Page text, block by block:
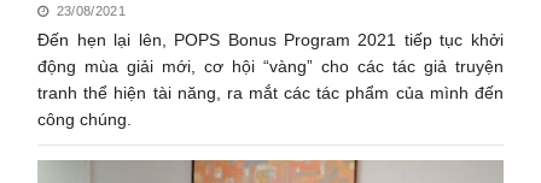
23/08/2021
Đến hẹn lại lên, POPS Bonus Program 2021 tiếp tục khởi
động mùa giải mới, cơ hội “vàng” cho các tác giả truyện
tranh thể hiện tài năng, ra mắt các tác phẩm của mình đến
công chúng.